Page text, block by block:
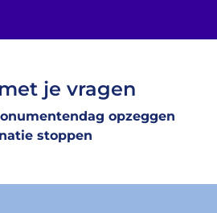
je vragen
opzeggen
stoppen